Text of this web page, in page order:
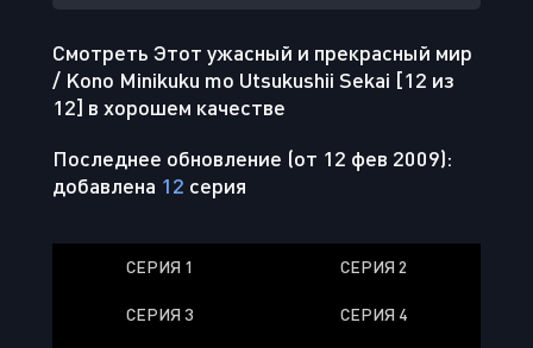
Смотреть Этот ужасный и прекрасный мир
/ Kono Minikuku mo Utsukushii Sekai [12 из
12] в хорошем качестве
Последнее обновление (от 12 фев 2009):
добавлена 12 серия
СЕРИЯ 1 СЕРИЯ 2
СЕРИЯ 3 СЕРИЯ 4